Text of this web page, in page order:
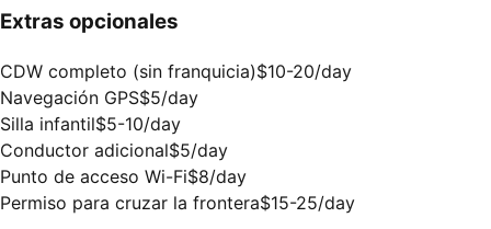
Extras opcionales
CDW completo (sin franquicia)$10-20/day
Navegación GPS$5/day
Silla infantil$5-10/day
Conductor adicional$5/day
Punto de acceso Wi-Fi$8/day
Permiso para cruzar la frontera$15-25/day